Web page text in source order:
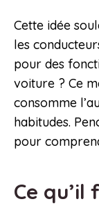
Cette idée
les
pour des
voiture ? Ce
consomme
habitudes.
pour
Ce